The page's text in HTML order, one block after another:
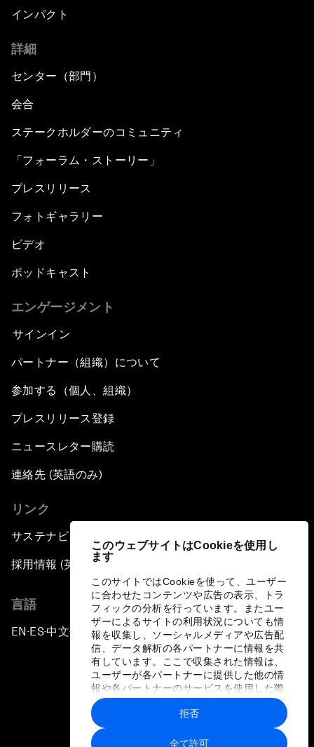
このウェブサイトはCookieを使用し
ます
このサイトではCookieを使って、ユーザー
に合わせたコンテンツや広告の表示、トラ
フィックの分析を行っています。またユー
ザーによるサイトの利用状況についても情
報を収集し、ソーシャルメディアや広告配
信、データ解析の各パートナーに情報を共
有しています。ここで収集された情報は、
ユーザーが各パートナーに提供した他の情
報や各パートナーのサービスを使用した際
に収集された情報と組み合わされ、各パー
トナーによって使用されることがありま
す。
全て許可
拒否
インパクト
詳細
センター（部門）
会合
ステークホルダーのコミュニティ
「フォーラム・ストーリー」
プレスリリース
フォトギャラリー
ビデオ
ポッドキャスト
エンゲージメント
サインイン
パートナー（組織）について
参加する（個人、組織）
プレスリリース登録
ニュースレター購読
連絡先 (英語のみ)
リンク
サステナビリティへの取り組み
採用情報 (英語のみ)
言語
EN ▪ES▪中文▪ 日本語
プライバシーポリシーと利用規約